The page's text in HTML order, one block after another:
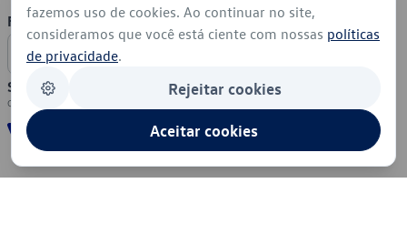
Formas de Pagamento
Segurança
fazemos uso de cookies. Ao continuar no site,
consideramos que você está ciente com nossas políticas
de privacidade.
Rejeitar cookies
Aceitar cookies